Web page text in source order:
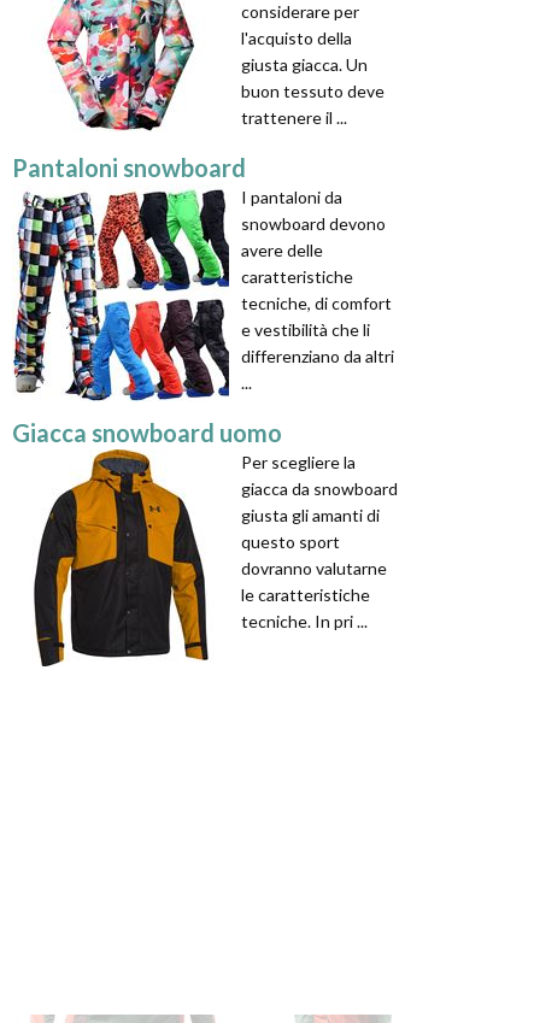
considerare per
l'acquisto della
giusta giacca. Un
buon tessuto deve
trattenere il ...
Pantaloni snowboard
I pantaloni da
snowboard devono
avere delle
caratteristiche
tecniche, di comfort
e vestibilità che li
differenziano da altri
...
Giacca snowboard uomo
Per scegliere la
giacca da snowboard
giusta gli amanti di
questo sport
dovranno valutarne
le caratteristiche
tecniche. In pri ...